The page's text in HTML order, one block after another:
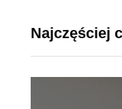
Najczęściej